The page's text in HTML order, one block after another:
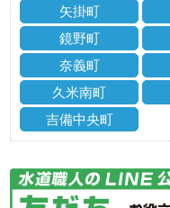
矢掛町
鏡野町
奈義町
久米南町
吉備中央町